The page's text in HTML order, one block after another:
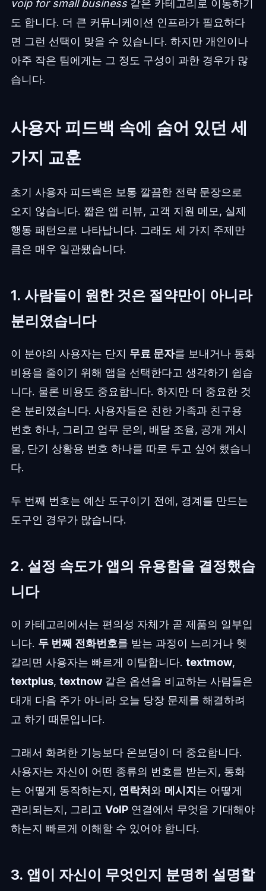
voip for small business같은 카테고리로 이동하기
도 합니다. 더 큰 커뮤니케이션 인프라가 필요하다
면 그런 선택이 맞을 수 있습니다. 하지만 개인이나
아주 작은 팀에게는 그 정도 구성이 과한 경우가 많
습니다.
사용자 피드백 속에 숨어 있던 세
가지 교훈
초기 사용자 피드백은 보통 깔끔한 전략 문장으로
오지 않습니다. 짧은 앱 리뷰, 고객 지원 메모, 실제
행동 패턴으로 나타납니다. 그래도 세 가지 주제만
큼은 매우 일관됐습니다.
1. 사람들이 원한 것은 절약만이 아니라
분리였습니다
이 분야의 사용자는 단지 무료 문자를 보내거나 통화
비용을 줄이기 위해 앱을 선택한다고 생각하기 쉽습
니다. 물론 비용도 중요합니다. 하지만 더 중요한 것
은 분리였습니다. 사용자들은 친한 가족과 친구용
번호 하나, 그리고 업무 문의, 배달 조율, 공개 게시
물, 단기 상황용 번호 하나를 따로 두고 싶어 했습니
다.
두 번째 번호는 예산 도구이기 전에, 경계를 만드는
도구인 경우가 많습니다.
2. 설정 속도가 앱의 유용함을 결정했습
니다
이 카테고리에서는 편의성 자체가 곧 제품의 일부입
니다. 두 번째 전화번호를 받는 과정이 느리거나 헷
갈리면 사용자는 빠르게 이탈합니다. textmow,
textplus, textnow같은 옵션을 비교하는 사람들은
대개 다음 주가 아니라 오늘 당장 문제를 해결하려
고 하기 때문입니다.
그래서 화려한 기능보다 온보딩이 더 중요합니다.
사용자는 자신이 어떤 종류의 번호를 받는지, 통화
는 어떻게 동작하는지, 연락처 와 메시지 는 어떻게
관리되는지, 그리고 VoIP연결에서 무엇을 기대해야
하는지 빠르게 이해할 수 있어야 합니다.
3. 앱이 자신이 무엇인지 분명히 설명할